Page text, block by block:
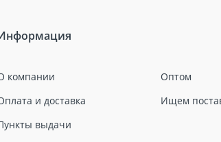
компании
и доставка
выдачи
Оптом
Ищем